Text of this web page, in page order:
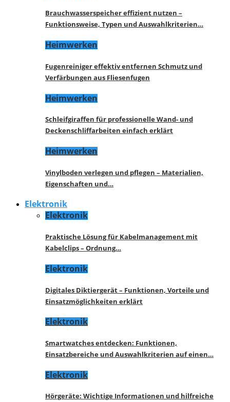
Brauchwasserspeicher effizient nutzen –
Funktionsweise, Typen und Auswahlkriterien…
Heimwerken
Fugenreiniger effektiv entfernen Schmutz und
Verfärbungen aus Fliesenfugen
Heimwerken
Schleifgiraffen für professionelle Wand- und
Deckenschliffarbeiten einfach erklärt
Heimwerken
Vinylboden verlegen und pflegen – Materialien,
Eigenschaften und…
Elektronik
Elektronik
Praktische Lösung für Kabelmanagement mit
Kabelclips – Ordnung…
Elektronik
Digitales Diktiergerät – Funktionen, Vorteile und
Einsatzmöglichkeiten erklärt
Elektronik
Smartwatches entdecken: Funktionen,
Einsatzbereiche und Auswahlkriterien auf einen…
Elektronik
Hörgeräte: Wichtige Informationen und hilfreiche